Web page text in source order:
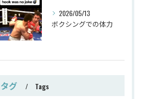
2026/05/13
ボクシングでの体力
タグ Tags